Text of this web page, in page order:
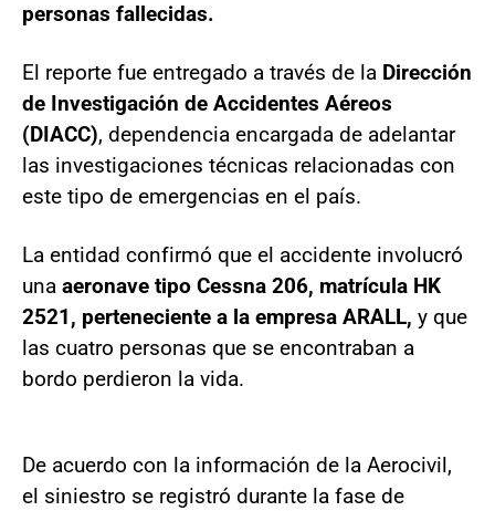
personas fallecidas.
El reporte fue entregado a través de la Dirección
de Investigación de Accidentes Aéreos
(DIACC), dependencia encargada de adelantar
las investigaciones técnicas relacionadas con
este tipo de emergencias en el país.
La entidad confirmó que el accidente involucró
una aeronave tipo Cessna 206, matrícula HK
2521, perteneciente a la empresa ARALL, y que
las cuatro personas que se encontraban a
bordo perdieron la vida.
De acuerdo con la información de la Aerocivil,
el siniestro se registró durante la fase de